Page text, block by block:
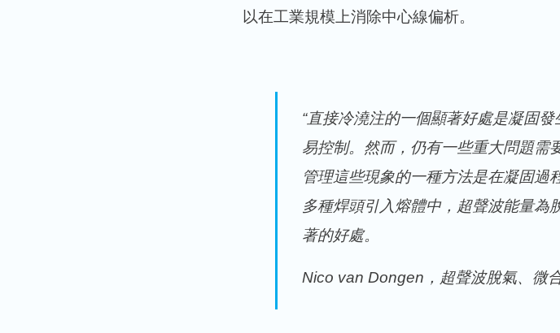
以在工業規模上消除中心線偏析。
“直接冷澆注的一個顯著好處是凝固
易控制。然而，仍有一些重大問題需
管理這些現象的一種方法是在凝固過
多種焊頭引入熔體中，超聲波能量為
著的好處。
Nico van Dongen，超聲波脫氣、微